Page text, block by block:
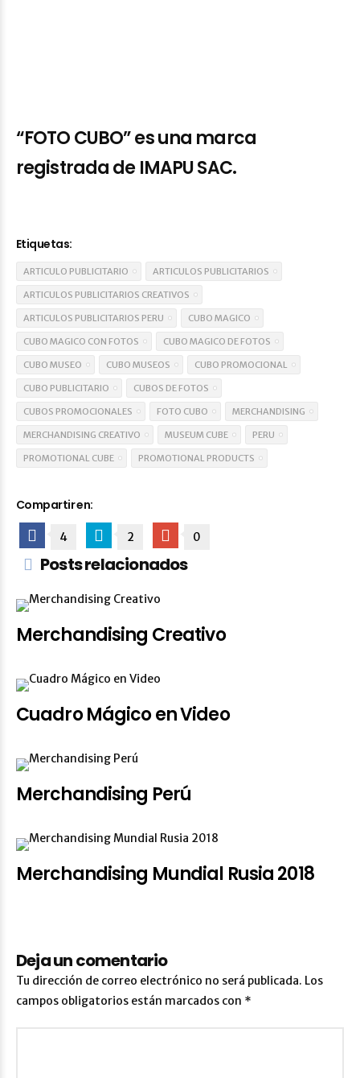
“FOTO CUBO” es una marca
registrada de IMAPU SAC.
Etiquetas:
ARTICULO PUBLICITARIO ARTICULOS PUBLICITARIOS
ARTICULOS PUBLICITARIOS CREATIVOS
ARTICULOS PUBLICITARIOS PERU CUBO MAGICO
CUBO MAGICO CON FOTOS CUBO MAGICO DE FOTOS
CUBO MUSEO CUBO MUSEOS CUBO PROMOCIONAL
CUBO PUBLICITARIO CUBOS DE FOTOS
CUBOS PROMOCIONALES FOTO CUBO MERCHANDISING
MERCHANDISING CREATIVO MUSEUM CUBE PERU
PROMOTIONAL CUBE PROMOTIONAL PRODUCTS
Compartir en:
4 2 0
Posts relacionados
Merchandising Creativo
Cuadro Mágico en Video
Merchandising Perú
Merchandising Mundial Rusia 2018
Deja un comentario
Tu dirección de correo electrónico no será publicada. Los
campos obligatorios están marcados con *